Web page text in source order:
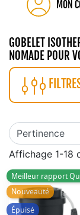
MON
GOBELET
NOMADE POUR
Affichage 1-18
Meilleur rapport
Nouveauté
Épuisé